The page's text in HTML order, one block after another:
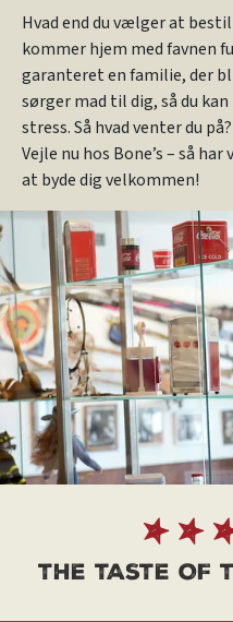
Hvad end du vælger at
kommer hjem med favnen
garanteret en familie, der
sørger mad til dig, så du
stress. Så hvad venter du
Vejle nu hos Bone’s – så
at byde dig velkommen!
THE TASTE OF